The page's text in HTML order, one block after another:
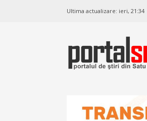
Ultima actualizare: ieri, 21:34